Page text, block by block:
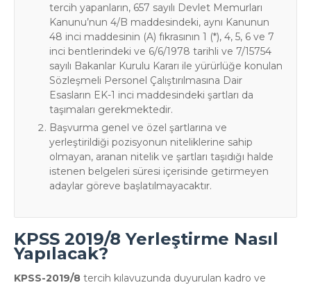
tercih yapanların, 657 sayılı Devlet Memurları
Kanunu’nun 4/B maddesindeki, aynı Kanunun
48 inci maddesinin (A) fıkrasının 1 (*), 4, 5, 6 ve 7
inci bentlerindeki ve 6/6/1978 tarihli ve 7/15754
sayılı Bakanlar Kurulu Kararı ile yürürlüğe konulan
Sözleşmeli Personel Çalıştırılmasına Dair
Esasların EK-1 inci maddesindeki şartları da
taşımaları gerekmektedir.
Başvurma genel ve özel şartlarına ve
yerleştirildiği pozisyonun niteliklerine sahip
olmayan, aranan nitelik ve şartları taşıdığı halde
istenen belgeleri süresi içerisinde getirmeyen
adaylar göreve başlatılmayacaktır.
KPSS 2019/8 Yerleştirme Nasıl
Yapılacak?
KPSS-2019/8 tercih kılavuzunda duyurulan kadro ve